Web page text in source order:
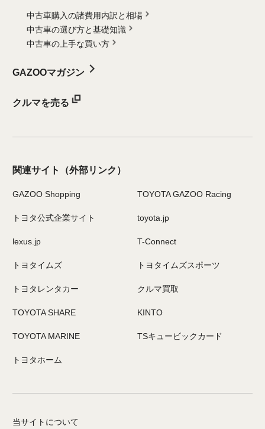
中古車購入の諸費用内訳と相場
中古車の選び方と基礎知識
中古車の上手な買い方
GAZOOマガジン
クルマを売る
関連サイト （外部リンク）
GAZOO Shopping TOYOTA GAZOO Racing
トヨタ公式企業サイト toyota.jp
lexus.jp T-Connect
トヨタイムズ トヨタイムズスポーツ
トヨタレンタカー クルマ買取
TOYOTA SHARE KINTO
TOYOTA MARINE TSキュービックカード
トヨタホーム
当サイトについて